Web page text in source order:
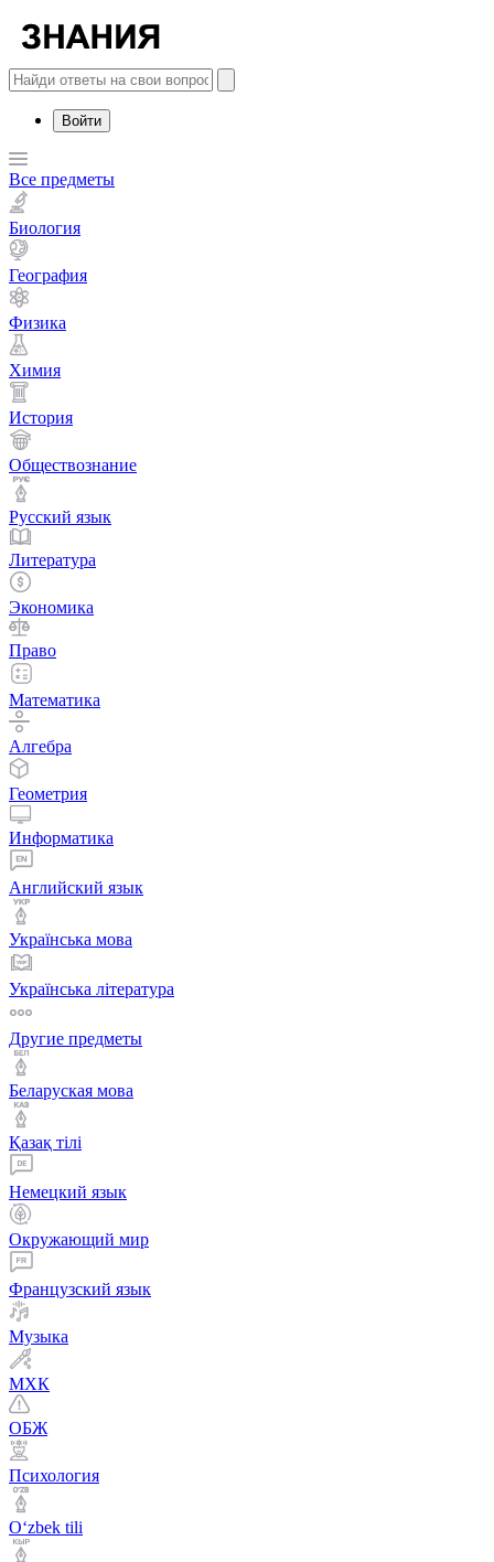
Войти
Все предметы
Биология
География
Физика
Химия
История
Обществознание
Русский язык
Литература
Экономика
Право
Математика
Алгебра
Геометрия
Информатика
Английский язык
Українська мова
Українська література
Другие предметы
Беларуская мова
Қазақ тiлi
Немецкий язык
Окружающий мир
Французский язык
Музыка
МХК
ОБЖ
Психология
Оʻzbek tili